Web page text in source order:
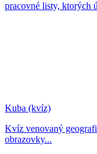
pracovné listy, ktorých
Kuba (kvíz)
Kvíz venovaný
obrazovky...